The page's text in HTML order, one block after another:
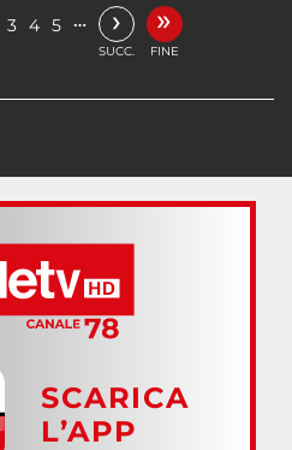
3 4 5 … ›
SUCC.
»
FINE
SCARICA
L’APP